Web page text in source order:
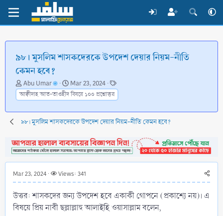
৯৮। মুসলিম শাসকদেরকে উপদেশ দেয়ার নিয়ম-নীতি
কেমন হবে?
T
h
r
e
a
s
t
t
r
Abu Umar
S
t
a
r
t
a
t
Mar 23, 2024
T
a
g
s
আক্বীদাহ আত-তাওহীদ বিষয়ে ১০০ প্রশ্নোত্তর
৯৮। মুসলিম শাসকদেরকে উপদেশ দেয়ার নিয়ম-নীতি কেমন হবে?
Mar 23, 2024 Views: 341
উত্তর: শাসকদের জন্য উপদেশ হবে একাকী গোপনে (প্রকাশ্যে নয়)। এ
বিষয়ে প্রিয় নাবী ছল্লাল্লাহু আলাইহি ওয়াসাল্লাম বলেন,